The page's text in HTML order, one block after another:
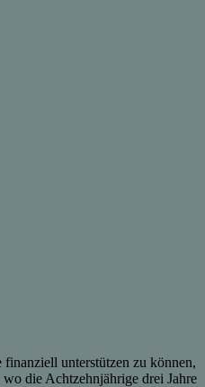
unterstützen zu können,
die Achtzehnjährige drei Jahre